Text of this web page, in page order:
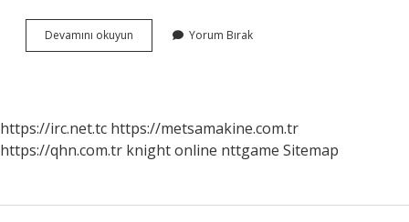
Devamını okuyun
Mobil
Yorum Bırak
https://irc.net.tc https://metsamakine.com.tr
https://qhn.com.tr knight online nttgame Sitemap